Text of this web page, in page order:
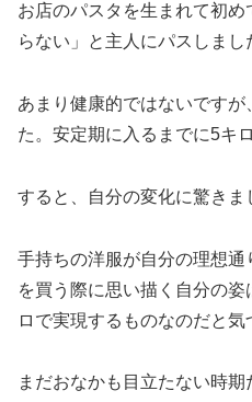
お店のパスタを生まれて初
らない」と主人にパスしまし
あまり健康的ではないです
た。安定期に入るまでに5キ
すると、自分の変化に驚きま
手持ちの洋服が自分の理想
を買う際に思い描く自分の
ロで実現するものなのだと気
まだおなかも目立たない時